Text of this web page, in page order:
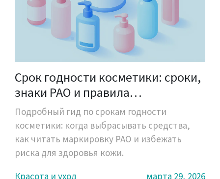
Срок годности косметики: сроки,
знаки PAO и правила
безопасности
Подробный гид по срокам годности
косметики: когда выбрасывать средства,
как читать маркировку PAO и избежать
риска для здоровья кожи.
Красота и уход
марта 29, 2026